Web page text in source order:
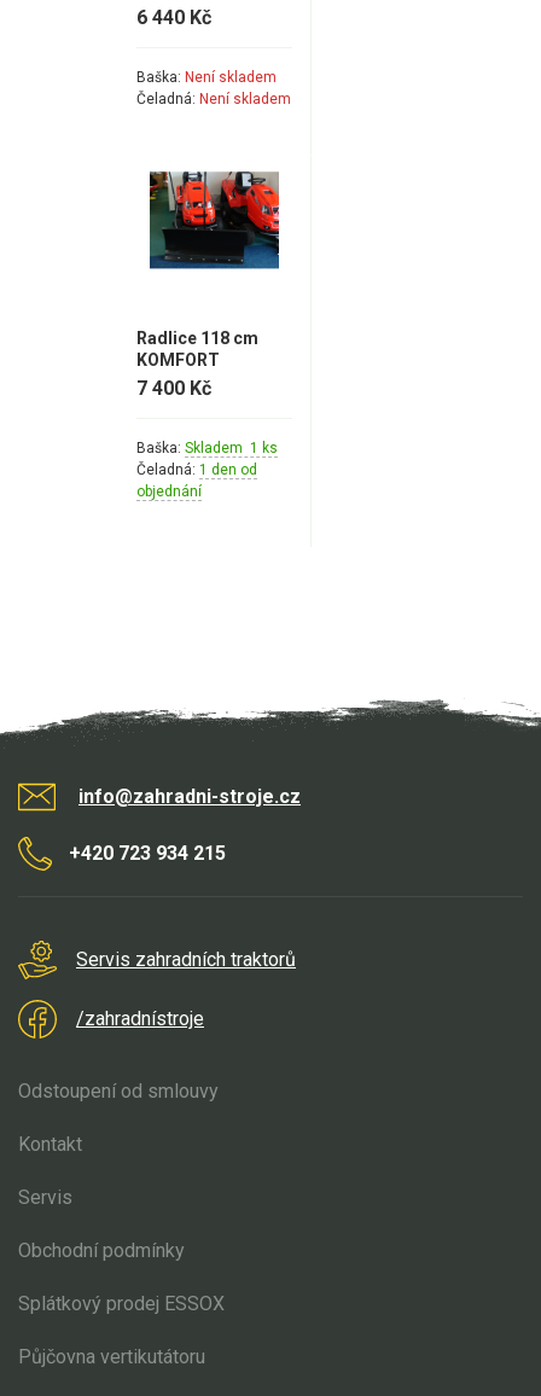
6 440 Kč
Baška: Není skladem
Čeladná: Není skladem
Radlice 118 cm
KOMFORT
7 400 Kč
Baška: Skladem 1 ks
Čeladná: 1 den od
objednání
info@zahradni-stroje.cz
+420 723 934 215
Servis zahradních traktorů
/zahradnístroje
Odstoupení od smlouvy
Kontakt
Servis
Obchodní podmínky
Splátkový prodej ESSOX
Půjčovna vertikutátoru